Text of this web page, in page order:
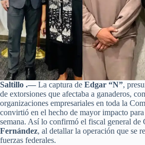
Saltillo .— La captura de Edgar “N”,
de extorsiones que afectaba a ganaderos,
organizaciones empresariales en toda la
convirtió en el hecho de mayor impacto
semana. Así lo confirmó el fiscal general de
Fernández, al detallar la operación que se
fuerzas federales.